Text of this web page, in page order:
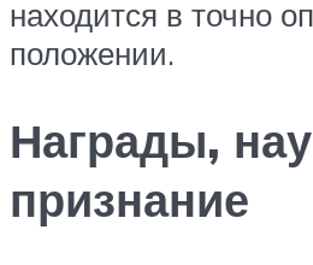
находится в точно
положении.
Награды,
признание